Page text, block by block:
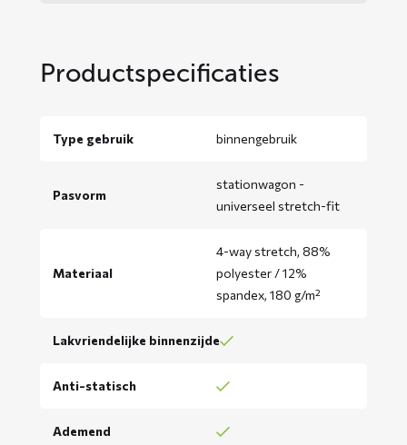
Productspecificaties
Type gebruik binnengebruik
Pasvorm
stationwagon -
universeel stretch-fit
Materiaal
4-way stretch, 88%
polyester / 12%
spandex, 180 g/m²
Lakvriendelijke binnenzijde
Anti-statisch
Ademend